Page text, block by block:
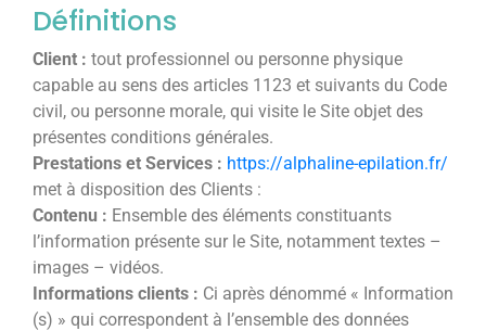
Définitions
Client : tout professionnel ou personne physique
capable au sens des articles 1123 et suivants du Code
civil, ou personne morale, qui visite le Site objet des
présentes conditions générales.
Prestations et Services : https://alphaline-epilation.fr/
met à disposition des Clients :
Contenu : Ensemble des éléments constituants
l’information présente sur le Site, notamment textes –
images – vidéos.
Informations clients : Ci après dénommé « Information
(s) » qui correspondent à l’ensemble des données